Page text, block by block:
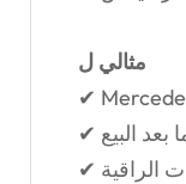
مثالي ل
البيع
الراقية